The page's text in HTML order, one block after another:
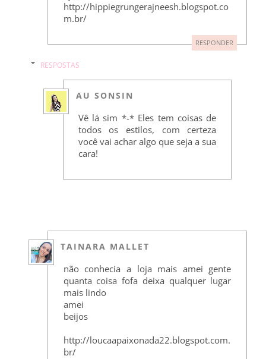
http://hippiegrungerajneesh.blogspot.co
m.br/
RESPONDER
RESPOSTAS
AU SONSIN
Vê lá sim *-* Eles tem coisas de
todos os estilos, com certeza
você vai achar algo que seja a sua
cara!
TAINARA MALLET
não conhecia a loja mais amei gente
quanta coisa fofa deixa qualquer lugar
mais lindo
amei
beijos
http://loucaapaixonada22.blogspot.com.
br/